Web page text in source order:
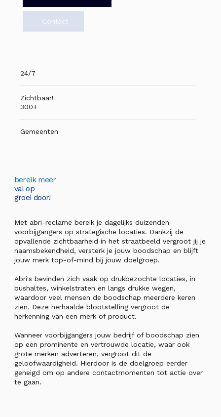
Contact
24/7
Zichtbaar!
300+
Gemeenten
bereik meer
val op
groei door!
Met abri-reclame bereik je dagelijks duizenden
voorbijgangers op strategische locaties. Dankzij de
opvallende zichtbaarheid in het straatbeeld vergroot jij je
naamsbekendheid, versterk je jouw boodschap en blijft
jouw merk top-of-mind bij jouw doelgroep.
Abri's bevinden zich vaak op drukbezochte locaties, in
bushaltes, winkelstraten en langs drukke wegen,
waardoor veel mensen de boodschap meerdere keren
zien. Deze herhaalde blootstelling vergroot de
herkenning van een merk of product.
Wanneer voorbijgangers jouw bedrijf of boodschap zien
op een prominente en vertrouwde locatie, waar ook
grote merken adverteren, vergroot dit de
geloofwaardigheid. Hierdoor is de doelgroep eerder
geneigd om op andere contactmomenten tot actie over
te gaan.